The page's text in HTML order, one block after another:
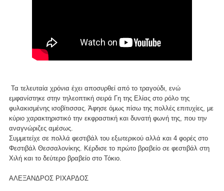
Τα τελευταία χρόνια έχει αποσυρθεί από το τραγούδι, ενώ
εμφανίστηκε στην τηλεοπτική σειρά Γη της Ελίας στο ρόλο της
φυλακισμένης ισοβίτισσας. Άφησε όμως πίσω της πολλές επιτυχίες, με
κύριο χαρακτηριστικό την εκφραστική και δυνατή φωνή της, που την
αναγνώριζες αμέσως.
Συμμετείχε σε πολλά φεστιβάλ του εξωτερικού αλλά και 4 φορές στο
Φεστιβάλ Θεσσαλονίκης. Κέρδισε το πρώτο βραβείο σε φεστιβάλ στη
Χιλή και το δεύτερο βραβείο στο Τόκιο.
ΑΛΕΞΑΝΔΡΟΣ ΡΙΧΑΡΔΟΣ